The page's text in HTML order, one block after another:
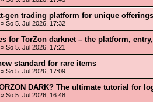
gen trading platform for unique offerings
» So 5. Jul 2026, 17:32
for TorZon darknet – the platform,
» So 5. Jul 2026, 17:21
standard for rare items
» So 5. Jul 2026, 17:09
DARK? The ultimate tutorial for
» So 5. Jul 2026, 16:48